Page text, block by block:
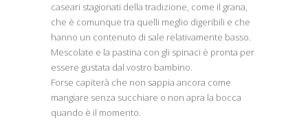
caseari stagionati della tradizione, come il grana,
che è comunque tra quelli meglio digeribili e che
hanno un contenuto di sale relativamente basso.
Mescolate e la pastina con gli spinaci è pronta per
essere gustata dal vostro bambino.
Forse capiterà che non sappia ancora come
mangiare senza succhiare o non apra la bocca
quando è il momento.